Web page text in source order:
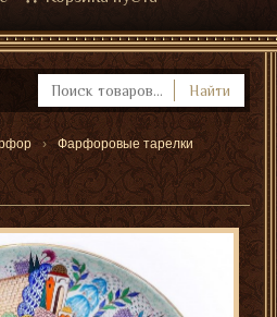
Найти
Фарфоровые тарелки